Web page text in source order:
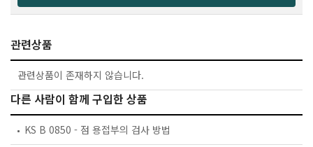
관련상품
관련상품이 존재하지 않습니다.
다른 사람이 함께 구입한 상품
KS B 0850 - 점 용접부의 검사 방법